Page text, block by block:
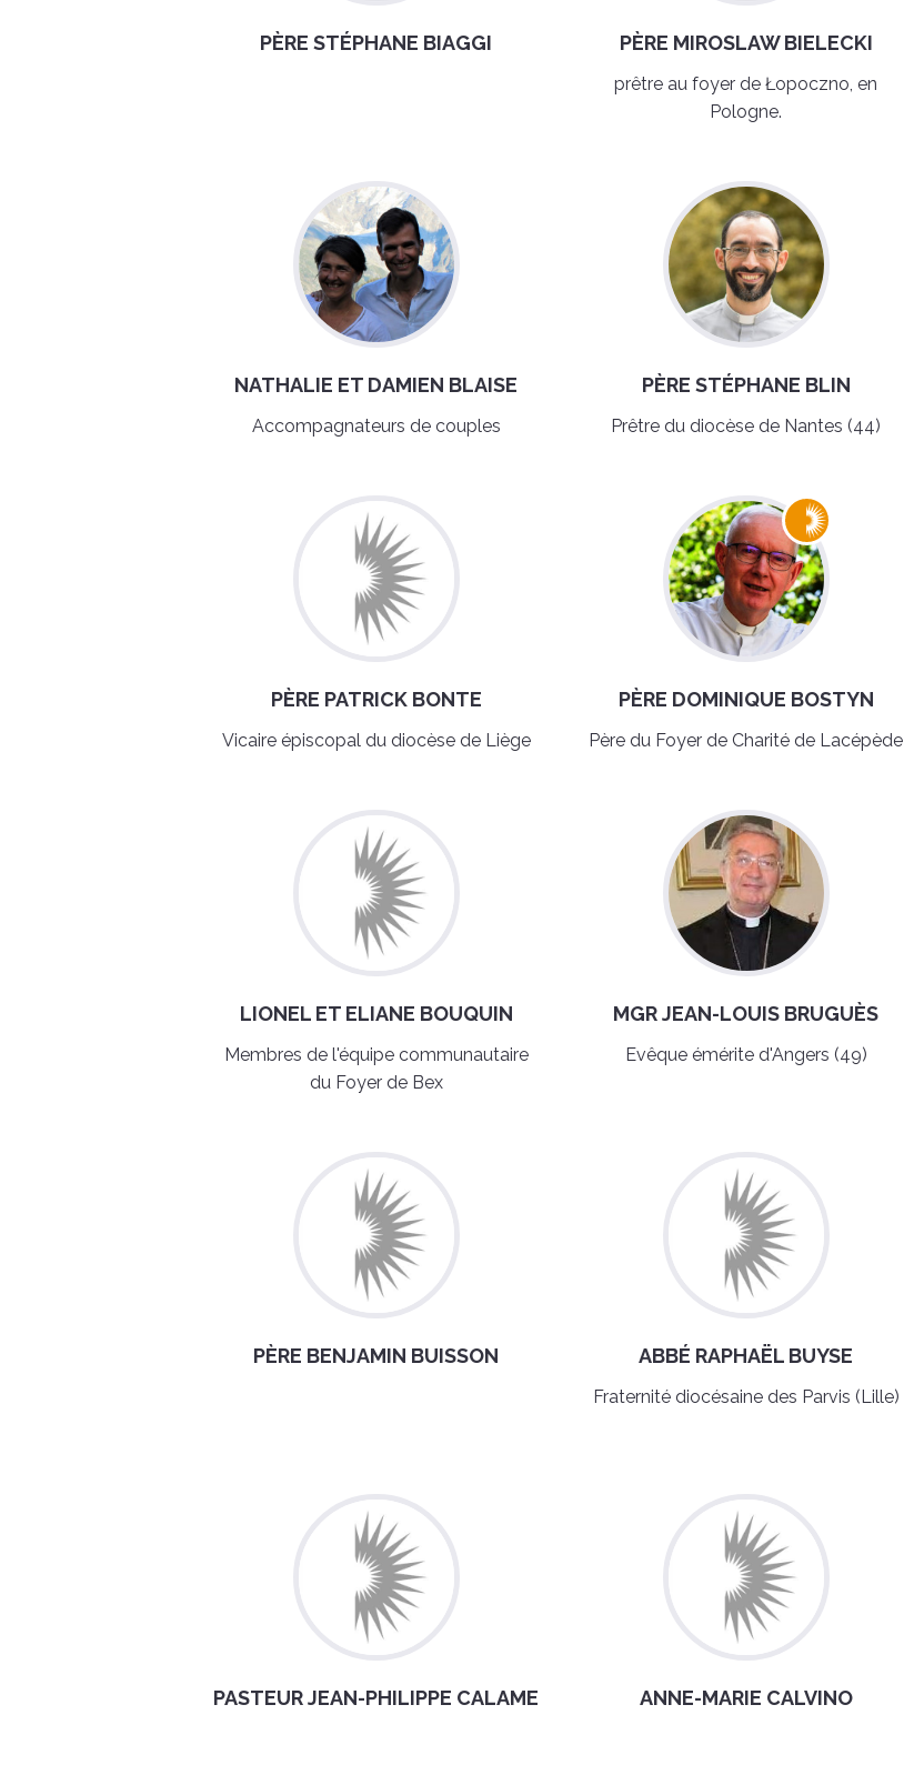
PÈRE STÉPHANE BIAGGI PÈRE MIROSLAW BIELECKI
prêtre au foyer de Łopoczno, en
Pologne.
NATHALIE ET DAMIEN BLAISE
Accompagnateurs de couples
PÈRE STÉPHANE BLIN
Prêtre du diocèse de Nantes (44)
PÈRE PATRICK BONTE
Vicaire épiscopal du diocèse de Liège
PÈRE DOMINIQUE BOSTYN
Père du Foyer de Charité de Lacépède
LIONEL ET ELIANE BOUQUIN
Membres de l'équipe communautaire
du Foyer de Bex
MGR JEAN-LOUIS BRUGUÈS
Evêque émérite d'Angers (49)
PÈRE BENJAMIN BUISSON ABBÉ RAPHAËL BUYSE
Fraternité diocésaine des Parvis (Lille)
PASTEUR JEAN-PHILIPPE CALAME ANNE-MARIE CALVINO